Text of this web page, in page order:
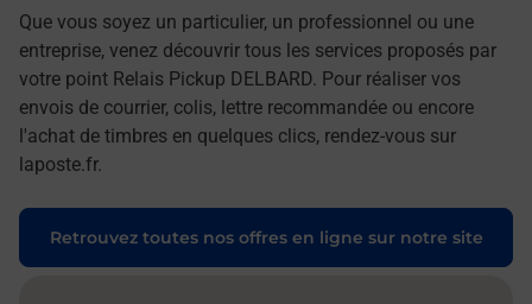
Que vous soyez un particulier, un professionnel ou une
entreprise, venez découvrir tous les services proposés par
votre point Relais Pickup DELBARD. Pour réaliser vos
envois de courrier, colis, lettre recommandée ou encore
l'achat de timbres en quelques clics, rendez-vous sur
laposte.fr.
Retrouvez toutes nos offres en ligne sur notre site